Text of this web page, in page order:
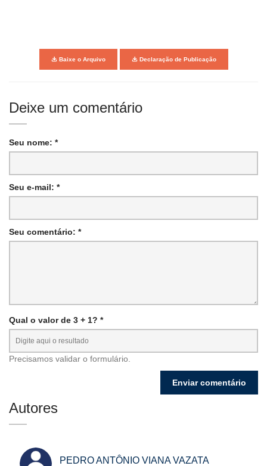
Baixe o Arquivo Declaração de Publicação
Deixe um comentário
Seu nome: *
Seu e-mail: *
Seu comentário: *
Qual o valor de 3 + 1? *
Precisamos validar o formulário.
Autores
PEDRO ANTÔNIO VIANA VAZATA